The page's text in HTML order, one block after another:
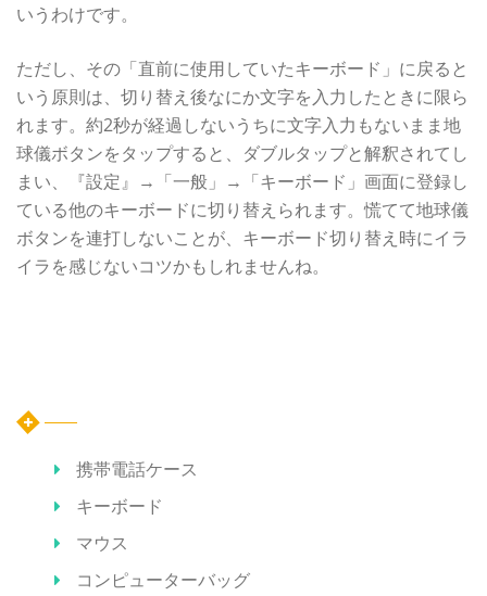
いうわけです。
ただし、その「直前に使用していたキーボード」に戻ると
いう原則は、切り替え後なにか文字を入力したときに限ら
れます。約2秒が経過しないうちに文字入力もないまま地
球儀ボタンをタップすると、ダブルタップと解釈されてし
まい、『設定』→「一般」→「キーボード」画面に登録し
ている他のキーボードに切り替えられます。慌てて地球儀
ボタンを連打しないことが、キーボード切り替え時にイラ
イラを感じないコツかもしれませんね。
携帯電話ケース
キーボード
マウス
コンピューターバッグ